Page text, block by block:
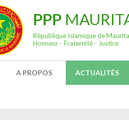
PPP
République Islamique de
Honneur - Fraternité - Justice
A PROPOS ACTUALITÉS